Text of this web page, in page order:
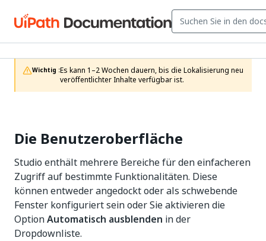
Wichtig :Es kann 1–2 Wochen dauern, bis die Lokalisierung neu
veröffentlichter Inhalte verfügbar ist.
Die Benutzeroberfläche
Studio enthält mehrere Bereiche für den einfacheren
Zugriff auf bestimmte Funktionalitäten. Diese
können entweder angedockt oder als schwebende
Fenster konfiguriert sein oder Sie aktivieren die
OptionAutomatisch ausblenden in der
Dropdownliste.